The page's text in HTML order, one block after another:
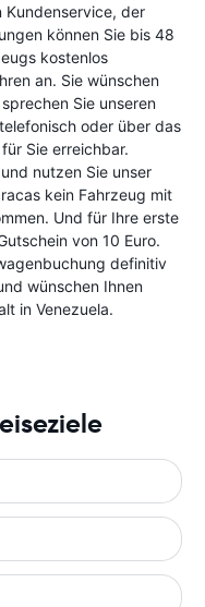
Kundenservice, der
können Sie bis 48
kostenlos
an. Sie wünschen
Sie unseren
oder über das
Sie erreichbar.
nutzen Sie unser
kein Fahrzeug mit
Und für Ihre erste
von 10 Euro.
definitiv
wünschen Ihnen
in Venezuela.